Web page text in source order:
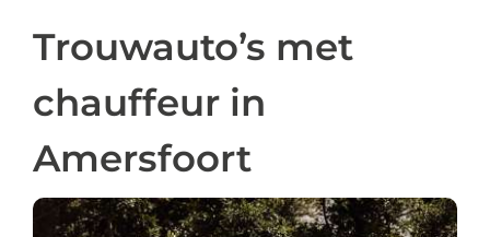
Trouwauto’s met
chauffeur in
Amersfoort